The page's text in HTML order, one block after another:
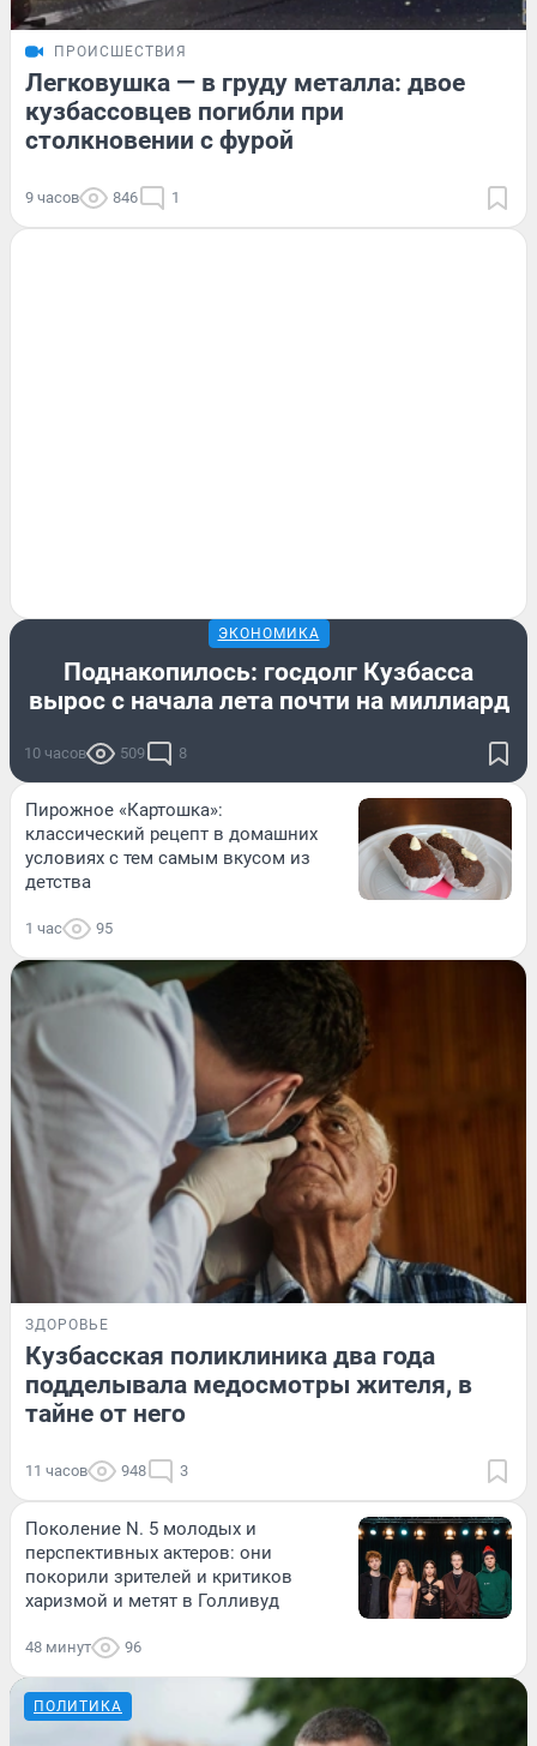
ПРОИСШЕСТВИЯ
Легковушка — в груду металла: двое
кузбассовцев погибли при
столкновении с фурой
9 часов 846 1
ЭКОНОМИКА
Поднакопилось: госдолг Кузбасса
вырос с начала лета почти на миллиард
10 часов 509 8
Пирожное «Картошка»:
классический рецепт в домашних
условиях с тем самым вкусом из
детства
1 час 95
ЗДОРОВЬЕ
Кузбасская поликлиника два года
подделывала медосмотры жителя, в
тайне от него
11 часов 948 3
Поколение N. 5 молодых и
перспективных актеров: они
покорили зрителей и критиков
харизмой и метят в Голливуд
48 минут 96
ПОЛИТИКА